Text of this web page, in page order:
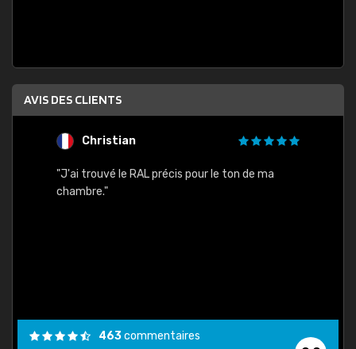
AVIS DES CLIENTS
Christian
"J'ai trouvé le RAL précis pour le ton de ma
chambre."
463commentaires